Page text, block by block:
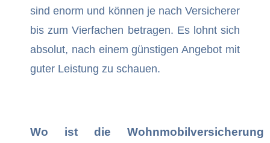
sind enorm und können je nach Versicherer
bis zum Vierfachen betragen. Es lohnt sich
absolut, nach einem günstigen Angebot mit
guter Leistung zu schauen.
Wo ist die Wohnmobilversicherung